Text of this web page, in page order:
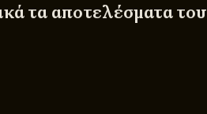
τα αποτελέσματα του